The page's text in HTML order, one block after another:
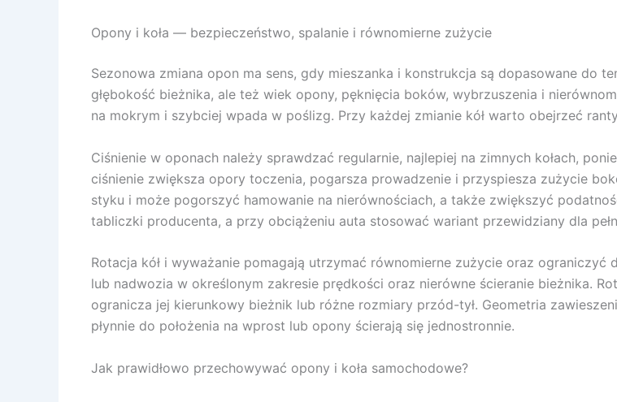
Opony i koła — bezpieczeństwo, spalanie i równomierne zużycie
Sezonowa zmiana opon ma sens, gdy mieszanka i konstrukcja są dopasowane do
głębokość bieżnika, ale też wiek opony, pęknięcia boków, wybrzuszenia i
na mokrym i szybciej wpada w poślizg. Przy każdej zmianie kół warto obejrzeć
Ciśnienie w oponach należy sprawdzać regularnie, najlepiej na zimnych kołach,
ciśnienie zwiększa opory toczenia, pogarsza prowadzenie i przyspiesza zużycie
styku i może pogorszyć hamowanie na nierównościach, a także zwiększyć
tabliczki producenta, a przy obciążeniu auta stosować wariant przewidziany dla
Rotacja kół i wyważanie pomagają utrzymać równomierne zużycie oraz
lub nadwozia w określonym zakresie prędkości oraz nierówne ścieranie bieżnika.
ogranicza jej kierunkowy bieżnik lub różne rozmiary przód-tył. Geometria
płynnie do położenia na wprost lub opony ścierają się jednostronnie.
Jak prawidłowo przechowywać opony i koła samochodowe?